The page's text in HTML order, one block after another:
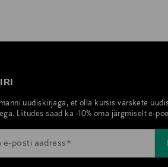
uudiskirjaga, et olla kursis värskete
Liitudes saad ka -10% oma järgmiselt e-